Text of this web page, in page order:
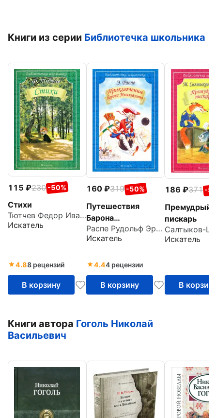
Книги из серии Библиотечка школьника
115 230 -50%
Стихи
Тютчев Федор Иванович
Искатель
4.88 рецензий
В корзину
160 319 -50%
Путешествия
Барона
Мюнхгаузена
Распе Рудольф Эрих
Искатель
4.44 рецензии
В корзину
186 371 -
Премудрый
пискарь
Искатель
В корзину
Книги автора Гоголь Николай
Васильевич